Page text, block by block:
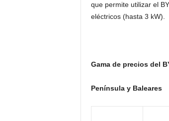
que permite utilizar el
eléctricos (hasta 3 kW).
Gama de precios del
Península y Baleares